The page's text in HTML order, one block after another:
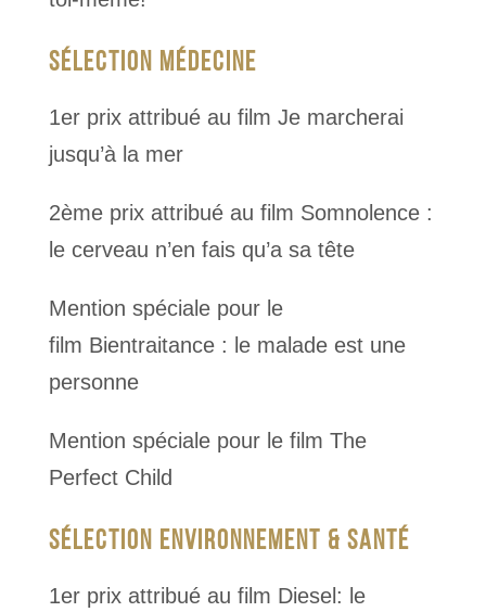
SÉLECTION MÉDECINE
1er prix attribué au film Je marcherai
jusqu’à la mer
2ème prix attribué au film Somnolence :
le cerveau n’en fais qu’a sa tête
Mention spéciale pour le
film Bientraitance : le malade est une
personne
Mention spéciale pour le film The
Perfect Child
SÉLECTION ENVIRONNEMENT & SANTÉ
1er prix attribué au film Diesel: le